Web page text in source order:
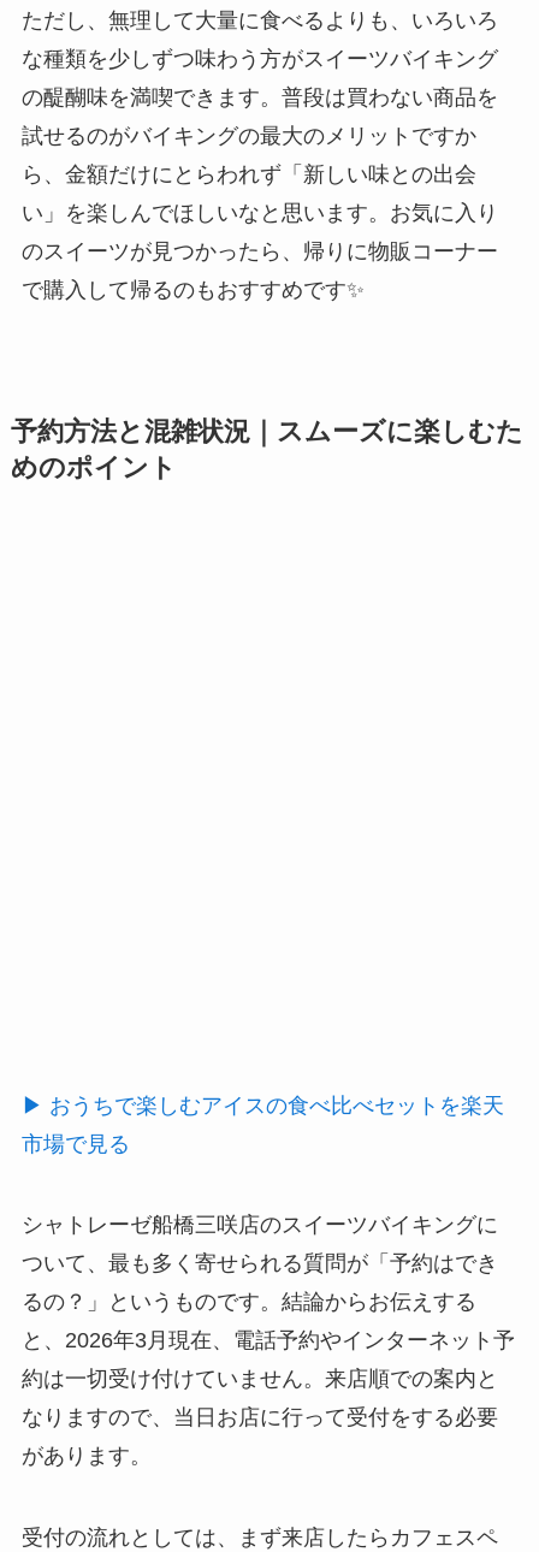
ただし、無理して大量に食べるよりも、いろいろ
な種類を少しずつ味わう方がスイーツバイキング
の醍醐味を満喫できます。普段は買わない商品を
試せるのがバイキングの最大のメリットですか
ら、金額だけにとらわれず「新しい味との出会
い」を楽しんでほしいなと思います。お気に入り
のスイーツが見つかったら、帰りに物販コーナー
で購入して帰るのもおすすめです✨
予約方法と混雑状況｜スムーズに楽しむた
めのポイント
▶ おうちで楽しむアイスの食べ比べセットを楽天
市場で見る
シャトレーゼ船橋三咲店のスイーツバイキングに
ついて、最も多く寄せられる質問が「予約はでき
るの？」というものです。結論からお伝えする
と、2026年3月現在、電話予約やインターネット予
約は一切受け付けていません。来店順での案内と
なりますので、当日お店に行って受付をする必要
があります。
受付の流れとしては、まず来店したらカフェスペ